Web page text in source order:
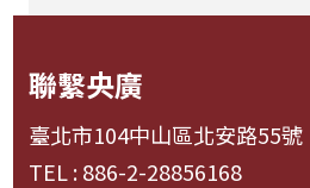
聯繫央廣
臺北市104中山區北安路55號
TEL : 886-2-28856168